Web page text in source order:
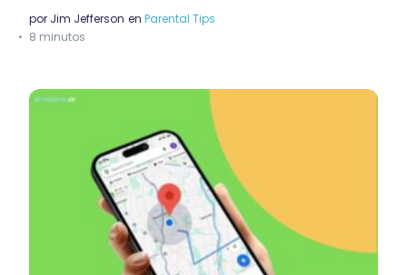
por Jim Jefferson en Parental Tips
8 minutos